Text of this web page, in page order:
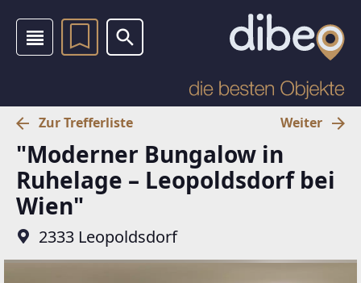
Zur Trefferliste Weiter
"Moderner Bungalow in
Ruhelage – Leopoldsdorf bei
Wien"
2333 Leopoldsdorf